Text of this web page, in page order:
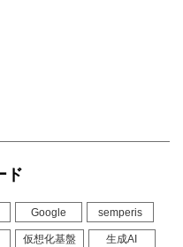
ド
Google semperis
仮想化基盤 生成AI